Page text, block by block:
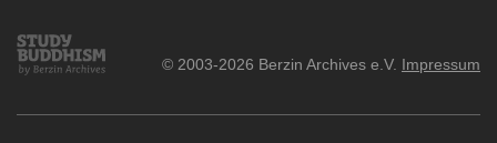
Study
Buddhism
© 2003-2026 Berzin Archives e.V. Impressum